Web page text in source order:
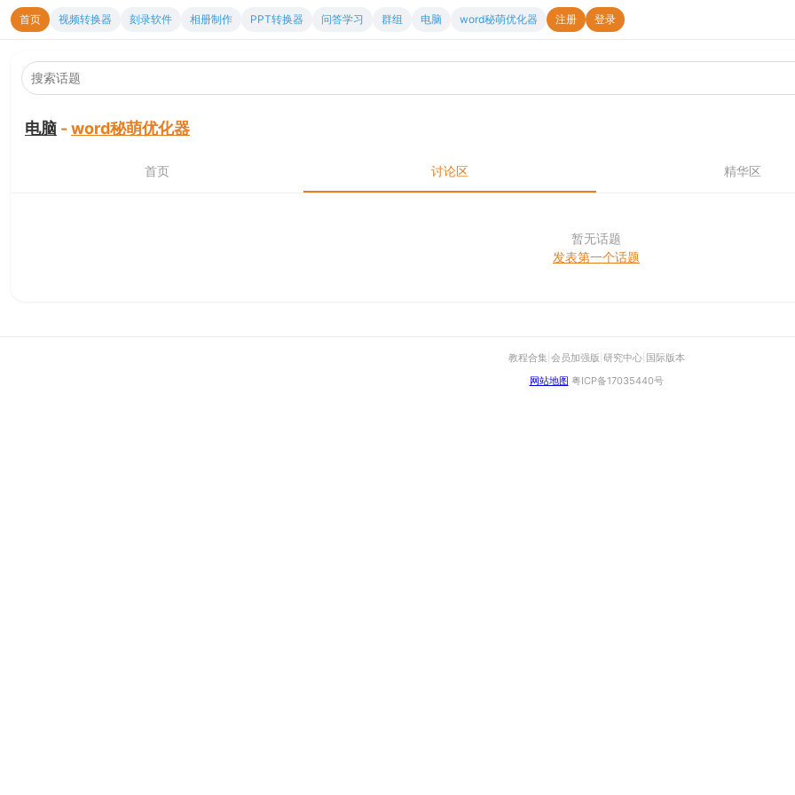
首页 视频转换器 刻录软件 相册制作 PPT转换器 问答学习 群组 电脑 word秘萌优化器 注册 登录
电脑 -word秘萌优化器
首页 讨论区 精华区
暂无话题
发表第一个话题
教程合集| 会员加强版 研究中心| 国际版本
网站地图 粤ICP备17035440号